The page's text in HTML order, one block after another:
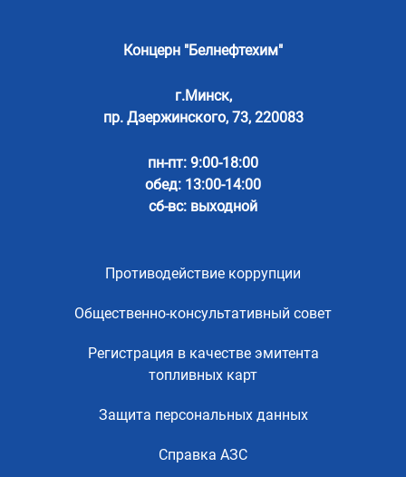
Концерн "Белнефтехим"
г.Минск,
пр. Дзержинского, 73, 220083
пн-пт: 9:00-18:00
обед: 13:00-14:00
сб-вс: выходной
Противодействие коррупции
Общественно-консультативный совет
Регистрация в качестве эмитента
топливных карт
Защита персональных данных
Справка АЗС